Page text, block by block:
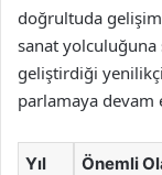
doğrultuda
sanat yolculuğuna
geliştirdiği yenilikçi
parlamaya devam
Yıl Önemli